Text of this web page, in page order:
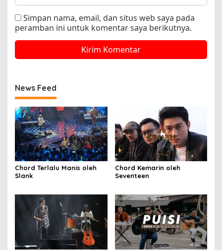
Simpan nama, email, dan situs web saya pada
peramban ini untuk komentar saya berikutnya.
News Feed
Chord Terlalu Manis oleh
Slank
Chord Kemarin oleh
Seventeen